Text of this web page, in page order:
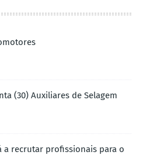
(30) Auxiliares de Selagem
a recrutar profissionais para o